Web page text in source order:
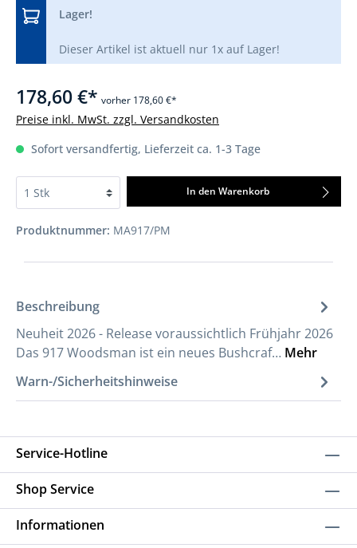
Lager!
Dieser Artikel ist aktuell nur 1x auf Lager!
178,60 €* vorher 178,60 €*
Preise inkl. MwSt. zzgl. Versandkosten
Sofort versandfertig, Lieferzeit ca. 1-3 Tage
In den Warenkorb
Produktnummer: MA917/PM
Beschreibung
Neuheit 2026 - Release voraussichtlich Frühjahr 2026
Das 917 Woodsman ist ein neues Bushcraf… Mehr
Warn-/Sicherheitshinweise
Service-Hotline
Shop Service
Informationen